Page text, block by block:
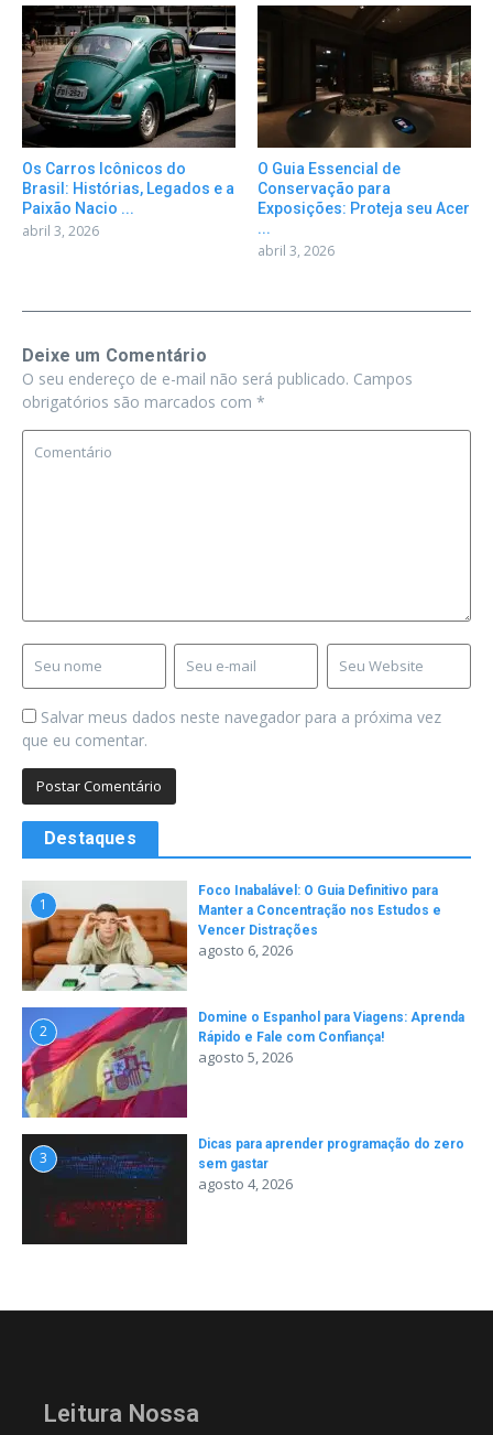
Os Carros Icônicos do
Brasil: Histórias, Legados e a
Paixão Nacio ...
abril 3, 2026
O Guia Essencial de
Conservação para
Exposições: Proteja seu Acer
...
abril 3, 2026
Deixe um Comentário
O seu endereço de e-mail não será publicado. Campos
obrigatórios são marcados com *
Salvar meus dados neste navegador para a próxima vez
que eu comentar.
Destaques
1
Foco Inabalável: O Guia Definitivo para
Manter a Concentração nos Estudos e
Vencer Distrações
agosto 6, 2026
2
Domine o Espanhol para Viagens: Aprenda
Rápido e Fale com Confiança!
agosto 5, 2026
3
Dicas para aprender programação do zero
sem gastar
agosto 4, 2026
Leitura Nossa